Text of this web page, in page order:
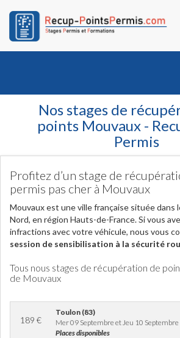
Nos stages de
points Mouvaux -
Permis
Profitez d’un stage de
permis pas cher à Mouvaux
Mouvaux est une ville française située dans
Nord, en région Hauts-de-France. Si vous
infractions avec votre véhicule, nous vous
session de sensibilisation à la sécurité
Tous nous stages de récupération de
de Mouvaux
189 €
Toulon (83)
Mer 09 Septembre et Jeu 10
Places disponibles